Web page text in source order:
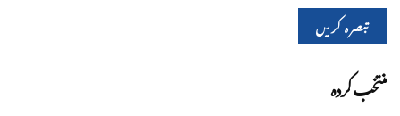
منتخب کردہ